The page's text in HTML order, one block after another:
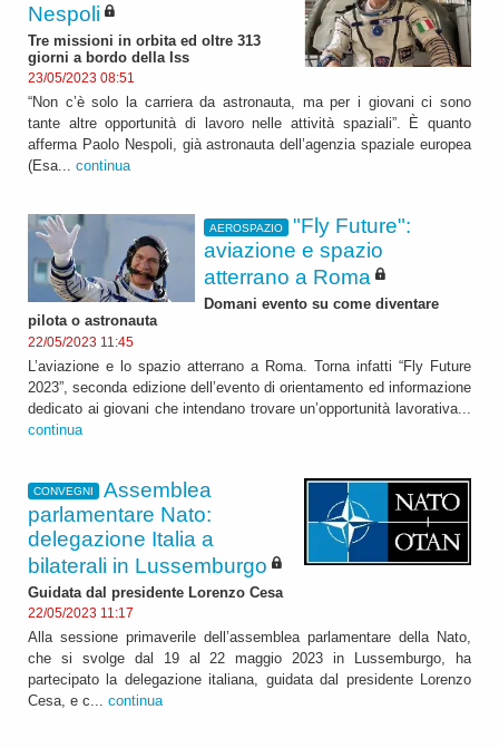
Nespoli
Tre missioni in orbita ed oltre 313
giorni a bordo della Iss
23/05/2023 08:51
“Non c’è solo la carriera da astronauta, ma per i giovani ci sono
tante altre opportunità di lavoro nelle attività spaziali”. È quanto
afferma Paolo Nespoli, già astronauta dell’agenzia spaziale europea
(Esa... continua
AEROSPAZIO
"Fly Future":
aviazione e spazio
atterrano a Roma
Domani evento su come diventare
pilota o astronauta
22/05/2023 11:45
L’aviazione e lo spazio atterrano a Roma. Torna infatti “Fly Future
2023”, seconda edizione dell’evento di orientamento ed informazione
dedicato ai giovani che intendano trovare un’opportunità lavorativa...
continua
CONVEGNI
Assemblea
parlamentare Nato:
delegazione Italia a
bilaterali in Lussemburgo
Guidata dal presidente Lorenzo Cesa
22/05/2023 11:17
Alla sessione primaverile dell’assemblea parlamentare della Nato,
che si svolge dal 19 al 22 maggio 2023 in Lussemburgo, ha
partecipato la delegazione italiana, guidata dal presidente Lorenzo
Cesa, e c... continua